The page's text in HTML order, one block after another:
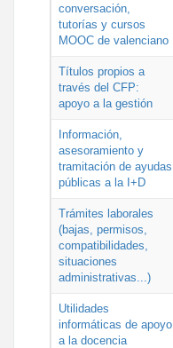
conversación,
tutorías y cursos
MOOC de valenciano
Títulos propios a
través del CFP:
apoyo a la gestión
Información,
asesoramiento y
tramitación de ayudas
públicas a la I+D
Trámites laborales
(bajas, permisos,
compatibilidades,
situaciones
administrativas...)
Utilidades
informáticas de apoyo
a la docencia